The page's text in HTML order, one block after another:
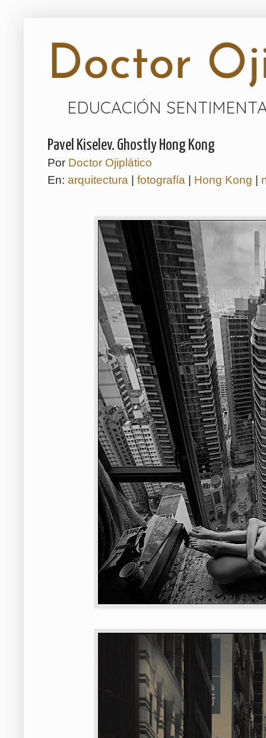
Doctor
EDUCACIÓN
Pavel Kiselev. Ghostly Hong Kong
Por Doctor Ojiplático
En: arquitectura fotografía Hong Kong